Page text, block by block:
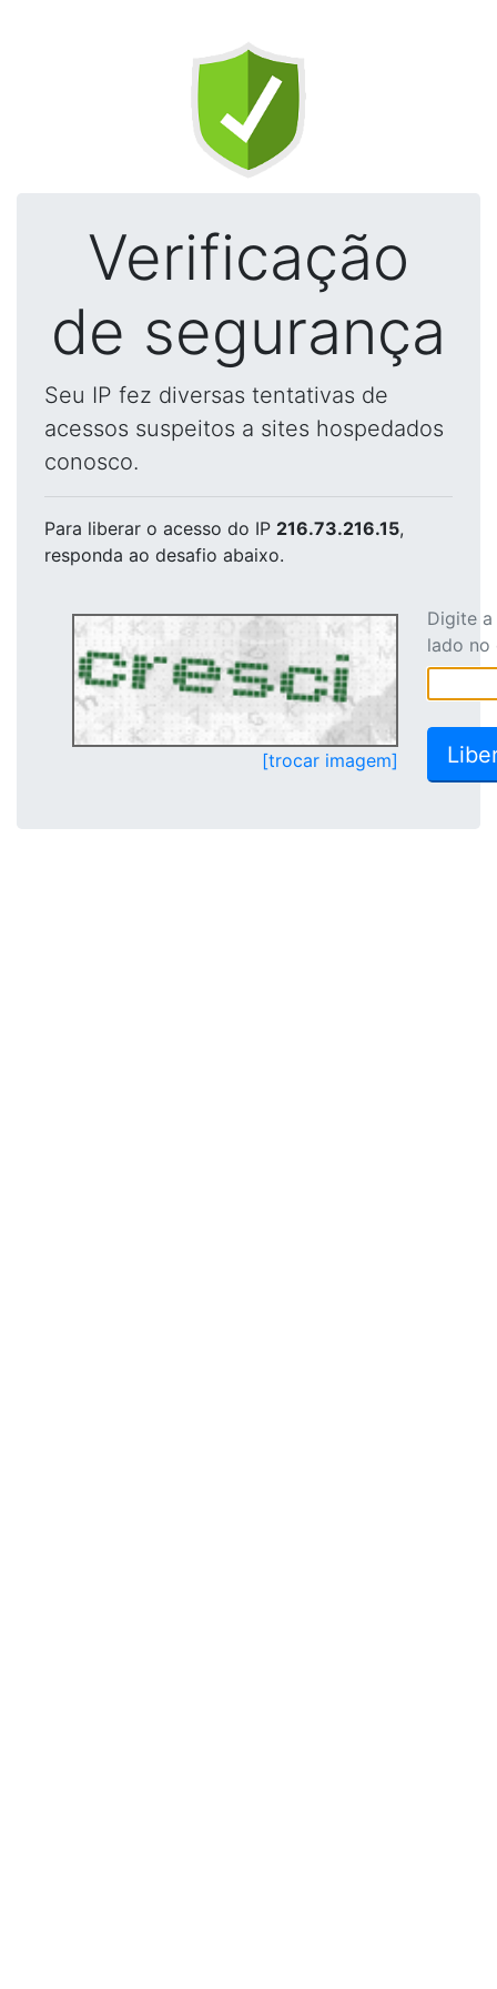
Verificação
de segurança
Seu IP fez diversas tentativas de
acessos suspeitos a sites hospedados
conosco.
Para liberar o acesso do IP 216.73.216.15,
responda ao desafio abaixo.
[trocar imagem]
Digite
lado no